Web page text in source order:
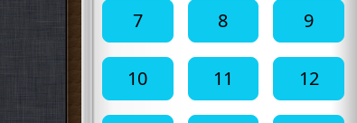
7 8 9
10 11 12